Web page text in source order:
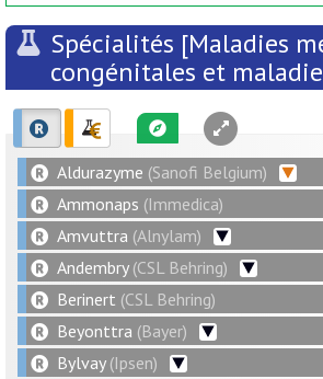
Spécialités [Maladies
congénitales et
Aldurazyme (Sanofi Belgium)
Ammonaps (Immedica)
Amvuttra (Alnylam)
Andembry(CSL Behring)
Berinert (CSL Behring)
Beyonttra (Bayer)
Bylvay(Ipsen)